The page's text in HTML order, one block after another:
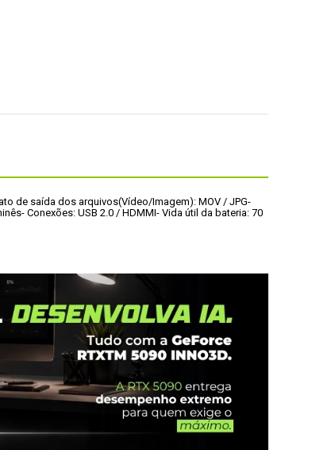
de saída dos arquivos(Vídeo/Imagem): MOV / JPG-
- Conexões: USB 2.0 / HDMMI- Vida útil da bateria: 70